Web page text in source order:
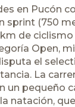
en Pucón
sprint (750
de
Open,
el
La
un pequeño
natación,